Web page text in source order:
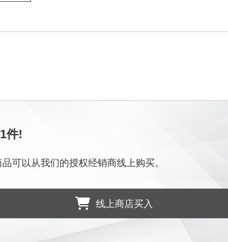
件!
可以从我们的授权经销商线上购买。
线上商店买入